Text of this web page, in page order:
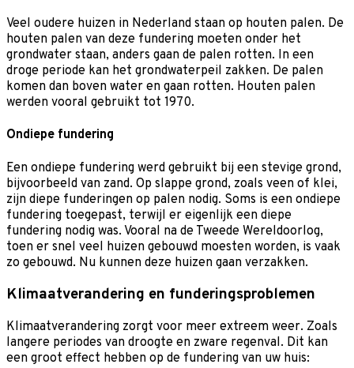
Veel oudere huizen in Nederland staan op houten palen. De
houten palen van deze fundering moeten onder het
grondwater staan, anders gaan de palen rotten. In een
droge periode kan het grondwaterpeil zakken. De palen
komen dan boven water en gaan rotten. Houten palen
werden vooral gebruikt tot 1970.
Ondiepe fundering
Een ondiepe fundering werd gebruikt bij een stevige grond,
bijvoorbeeld van zand. Op slappe grond, zoals veen of klei,
zijn diepe funderingen op palen nodig. Soms is een ondiepe
fundering toegepast, terwijl er eigenlijk een diepe
fundering nodig was. Vooral na de Tweede Wereldoorlog,
toen er snel veel huizen gebouwd moesten worden, is vaak
zo gebouwd. Nu kunnen deze huizen gaan verzakken.
Klimaatverandering en funderingsproblemen
Klimaatverandering zorgt voor meer extreem weer. Zoals
langere periodes van droogte en zware regenval. Dit kan
een groot effect hebben op de fundering van uw huis: